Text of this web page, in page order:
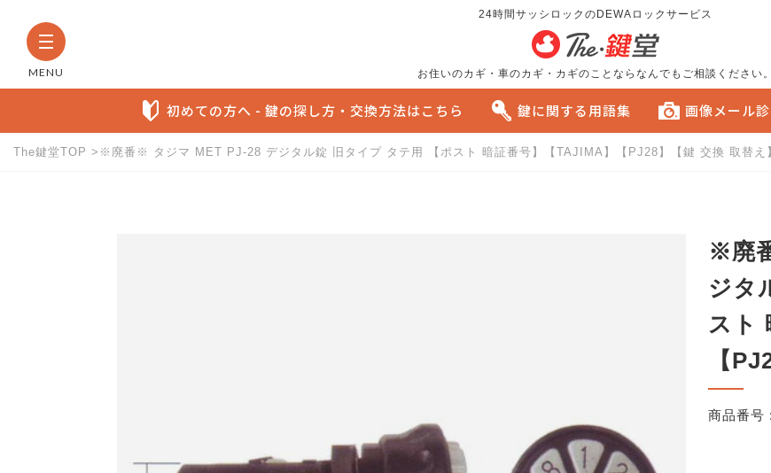
MENU
24時間サッシロックのDEWAロックサービス
お住いのカギ・車のカギ・カギのことならなんでもご相談ください。
初めての方へ - 鍵の探し方・交換方法はこちら 鍵に関する用語集 画像メール
The鍵堂TOP ※廃番※ タジマ MET PJ-28 デジタル錠 旧タイプ タテ用 【ポスト 暗証番号】【TAJIMA】【PJ28】【鍵 交換 取替え
※廃
ジタ
スト
【
商品番号 :